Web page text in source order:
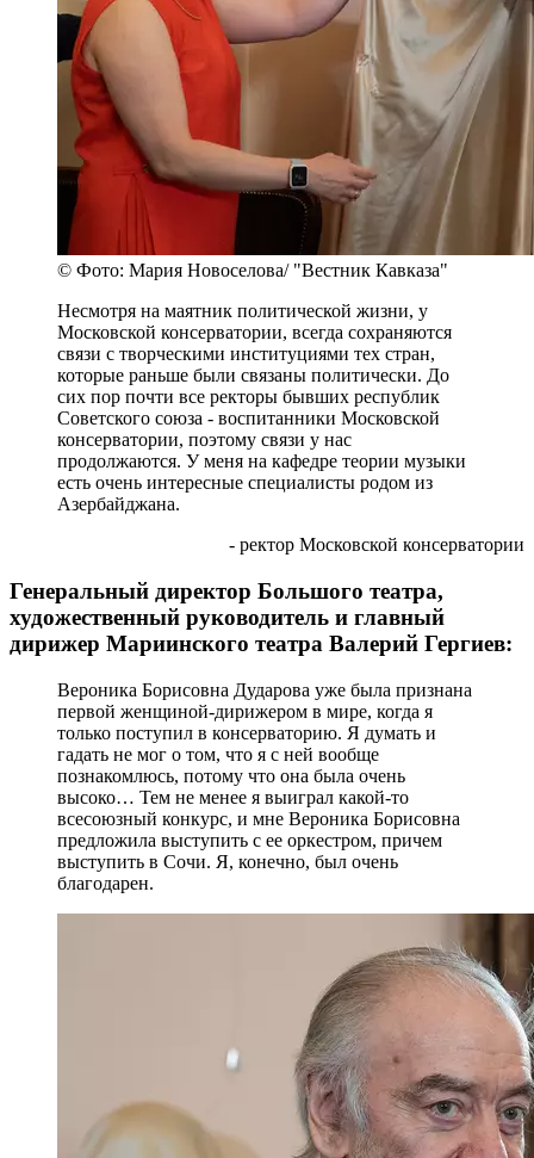
© Фото: Мария Новоселова/ "Вестник Кавказа"
Несмотря на маятник политической жизни, у
Московской консерватории, всегда сохраняются
связи с творческими институциями тех стран,
которые раньше были связаны политически. До
сих пор почти все ректоры бывших республик
Советского союза - воспитанники Московской
консерватории, поэтому связи у нас
продолжаются. У меня на кафедре теории музыки
есть очень интересные специалисты родом из
Азербайджана.
- ректор Московской консерватории
Генеральный директор Большого театра,
художественный руководитель и главный
дирижер Мариинского театра Валерий Гергиев:
Вероника Борисовна Дударова уже была признана
первой женщиной-дирижером в мире, когда я
только поступил в консерваторию. Я думать и
гадать не мог о том, что я с ней вообще
познакомлюсь, потому что она была очень
высоко… Тем не менее я выиграл какой-то
всесоюзный конкурс, и мне Вероника Борисовна
предложила выступить с ее оркестром, причем
выступить в Сочи. Я, конечно, был очень
благодарен.